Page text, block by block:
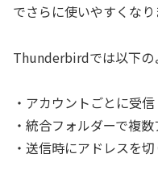
でさらに使いやすくなり
Thunderbirdでは以下の
・アカウントごとに受
・統合フォルダーで複
・送信時にアドレスを